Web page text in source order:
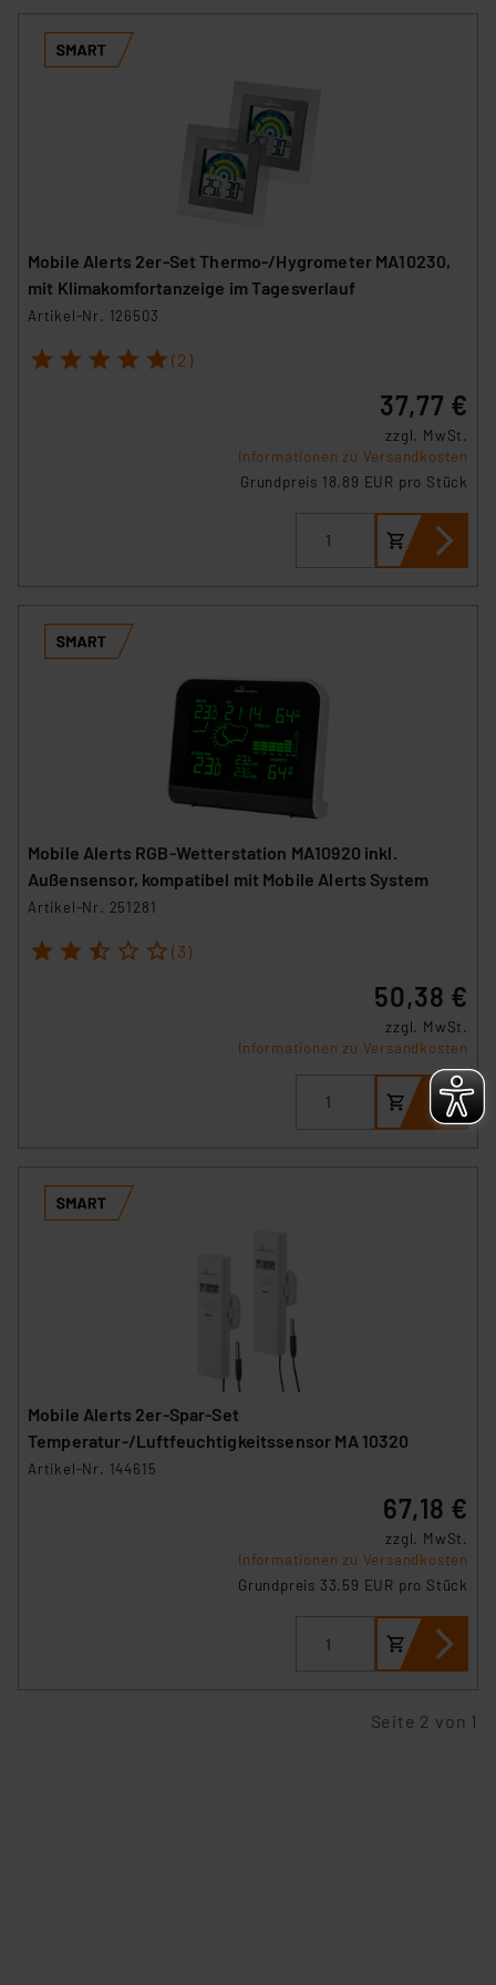
Mobile Alerts 2er-Set Thermo-/Hygrometer MA10230,
mit Klimakomfortanzeige im Tagesverlauf
Artikel-Nr. 126503
1 2 3 4 5 (2)
37,77 €
zzgl. MwSt.
Informationen zu Versandkosten
Grundpreis 18.89 EUR pro Stück
Mobile Alerts RGB-Wetterstation MA10920 inkl.
Außensensor, kompatibel mit Mobile Alerts System
Artikel-Nr. 251281
1 2 3 4 5 (3)
50,38 €
zzgl. MwSt.
Informationen zu Versandkosten
Mobile Alerts 2er-Spar-Set
Temperatur-/Luftfeuchtigkeitssensor MA 10320
Artikel-Nr. 144615
67,18 €
zzgl. MwSt.
Informationen zu Versandkosten
Grundpreis 33.59 EUR pro Stück
Seite 2 von 1